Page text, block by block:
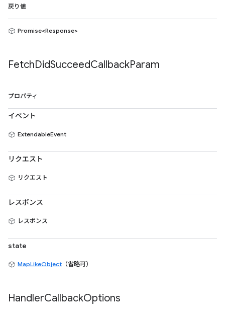
戻り値
Promise<Response>
FetchDidSucceedCallbackParam
プロパティ
イベント
ExtendableEvent
リクエスト
リクエスト
レスポンス
レスポンス
state
MapLikeObject （省略可）
HandlerCallbackOptions